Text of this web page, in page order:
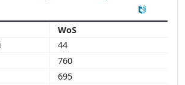
WoS
44
760
695